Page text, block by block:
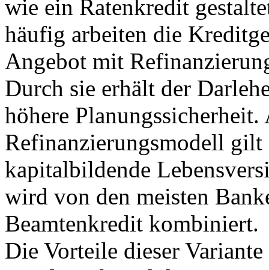
wie ein Ratenkredit
häufig arbeiten die
Angebot mit
Durch sie erhält der
höhere Planungssicherheit.
Refinanzierungsmodell gilt
kapitalbildende
wird von den meisten
Beamtenkredit kombiniert.
Die Vorteile dieser